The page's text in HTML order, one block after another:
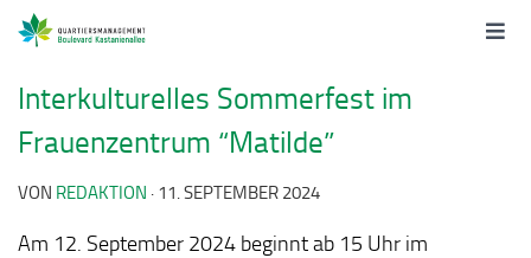
Interkulturelles Sommerfest im
Frauenzentrum “Matilde”
VON REDAKTION · 11. SEPTEMBER 2024
Am 12. September 2024 beginnt ab 15 Uhr im